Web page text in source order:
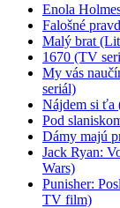
Enola
Falošné
Malý brat
1670 (TV
My vás
seriál)
Nájdem si ťa
Pod
Dámy majú
Jack Ryan:
Wars)
Punisher:
TV film)